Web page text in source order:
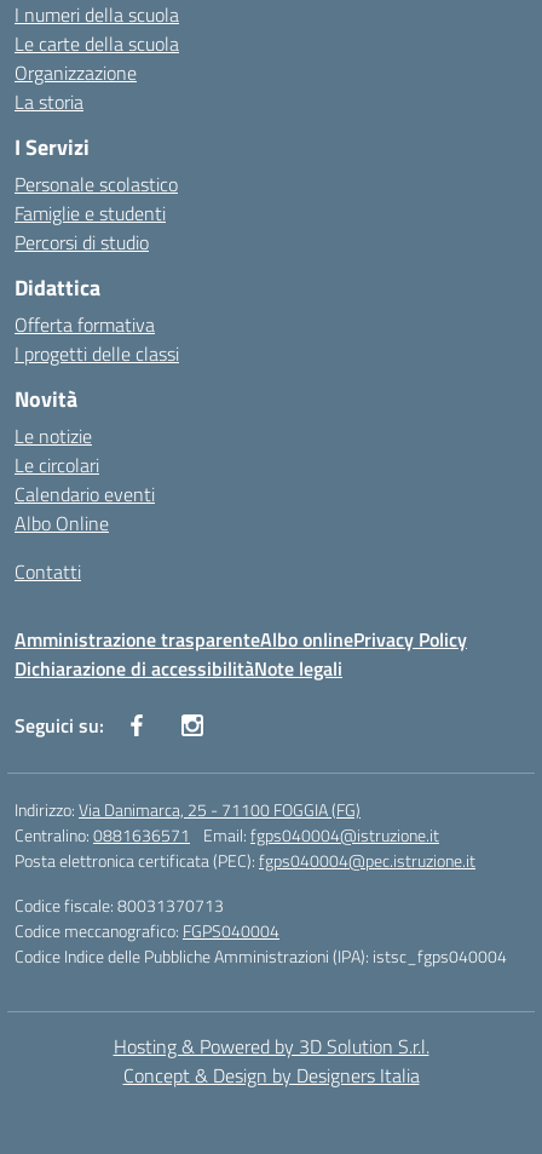
I numeri della scuola
Le carte della scuola
Organizzazione
La storia
I Servizi
Personale scolastico
Famiglie e studenti
Percorsi di studio
Didattica
Offerta formativa
I progetti delle classi
Novità
Le notizie
Le circolari
Calendario eventi
Albo Online
Contatti
Amministrazione trasparenteAlbo onlinePrivacy Policy
Dichiarazione di accessibilitàNote legali
Seguici su:
Indirizzo:Via Danimarca, 25 - 71100 FOGGIA (FG)
Centralino:0881636571 Email:fgps040004@istruzione.it
Posta elettronica certificata (PEC):fgps040004@pec.istruzione.it
Codice fiscale: 80031370713
Codice meccanografico: FGPS040004
Codice Indice delle Pubbliche Amministrazioni (IPA): istsc_fgps040004
Hosting & Powered by 3D Solution S.r.l.
Concept & Design by Designers Italia